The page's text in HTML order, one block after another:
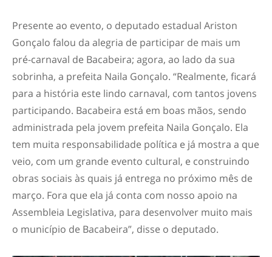
Presente ao evento, o deputado estadual Ariston
Gonçalo falou da alegria de participar de mais um
pré-carnaval de Bacabeira; agora, ao lado da sua
sobrinha, a prefeita Naila Gonçalo. “Realmente, ficará
para a história este lindo carnaval, com tantos jovens
participando. Bacabeira está em boas mãos, sendo
administrada pela jovem prefeita Naila Gonçalo. Ela
tem muita responsabilidade política e já mostra a que
veio, com um grande evento cultural, e construindo
obras sociais às quais já entrega no próximo mês de
março. Fora que ela já conta com nosso apoio na
Assembleia Legislativa, para desenvolver muito mais
o município de Bacabeira”, disse o deputado.